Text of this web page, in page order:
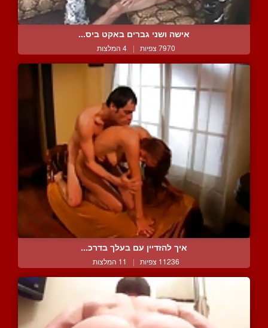
אישה ושני גברים באקט ביס...
7970 צפיות | 4 המלצות
איך להזדיין עם בעלך בדרכ...
11236 צפיות | 11 המלצות